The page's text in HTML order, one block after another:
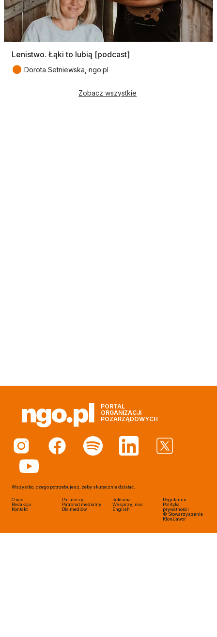
Lenistwo. Łąki to lubią [podcast]
● Dorota Setniewska, ngo.pl
Zobacz wszystkie
PORTAL
ORGANIZACJI
POZARZĄDOWYCH
Wszystko, czego potrzebujesz, żeby skutecznie działać.
O nas
Redakcja
Kontakt
Partnerzy
Patronat medialny
Dla mediów
Reklama
Wesprzyj nas
English
Regulamin
Polityka
prywatności
© Stowarzyszenie
Klon/Jawor